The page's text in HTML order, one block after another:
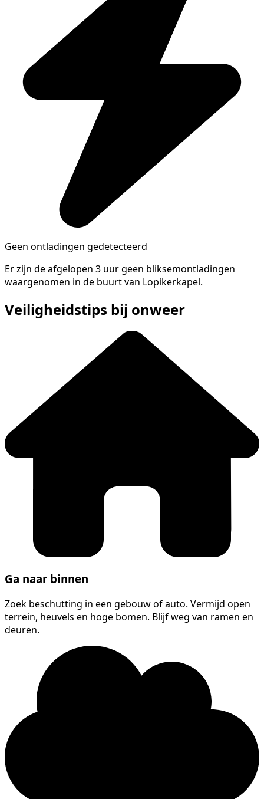
Geen ontladingen gedetecteerd
Er zijn de afgelopen 3 uur geen bliksemontladingen
waargenomen in de buurt van Lopikerkapel.
Veiligheidstips bij onweer
Ga naar binnen
Zoek beschutting in een gebouw of auto. Vermijd open
terrein, heuvels en hoge bomen. Blijf weg van ramen en
deuren.